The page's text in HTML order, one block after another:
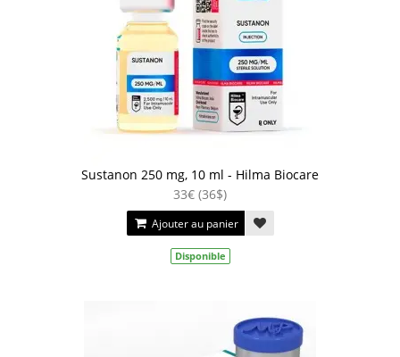
Sustanon 250 mg, 10 ml - Hilma Biocare
33€ (36$)
Ajouter au panier
Disponible